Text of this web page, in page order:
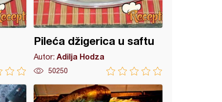
Pileća džigerica u saftu
Autor:Adilja Hodza
50250